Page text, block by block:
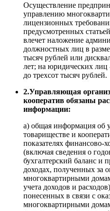
Осуществление
управлению
лицензионных
предусмотренных
влечет наложение
должностных лиц в
тысяч рублей или
лет; на юридических лиц
до трехсот тысяч рублей.
2.Управляющая
кооператив обязаны
информации:
а) общая информация об
товариществе и
показателях финансово-
(включая сведения о
бухгалтерский баланс и
доходах, полученных за
многоквартирными
учета доходов и
понесенных в связи с
многоквартирными